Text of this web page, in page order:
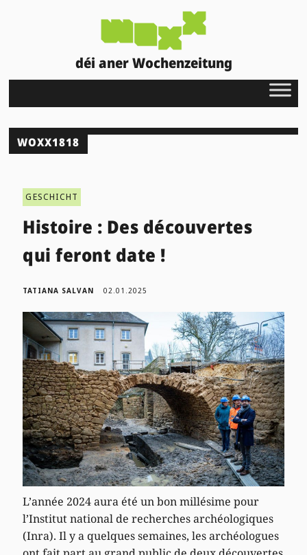
déi aner Wochenzeitung
WOXX1818
GESCHICHT
Histoire : Des découvertes
qui feront date !
TATIANA SALVAN 02.01.2025
L’année 2024 aura été un bon millésime pour
l’Institut national de recherches archéologiques
(Inra). Il y a quelques semaines, les archéologues